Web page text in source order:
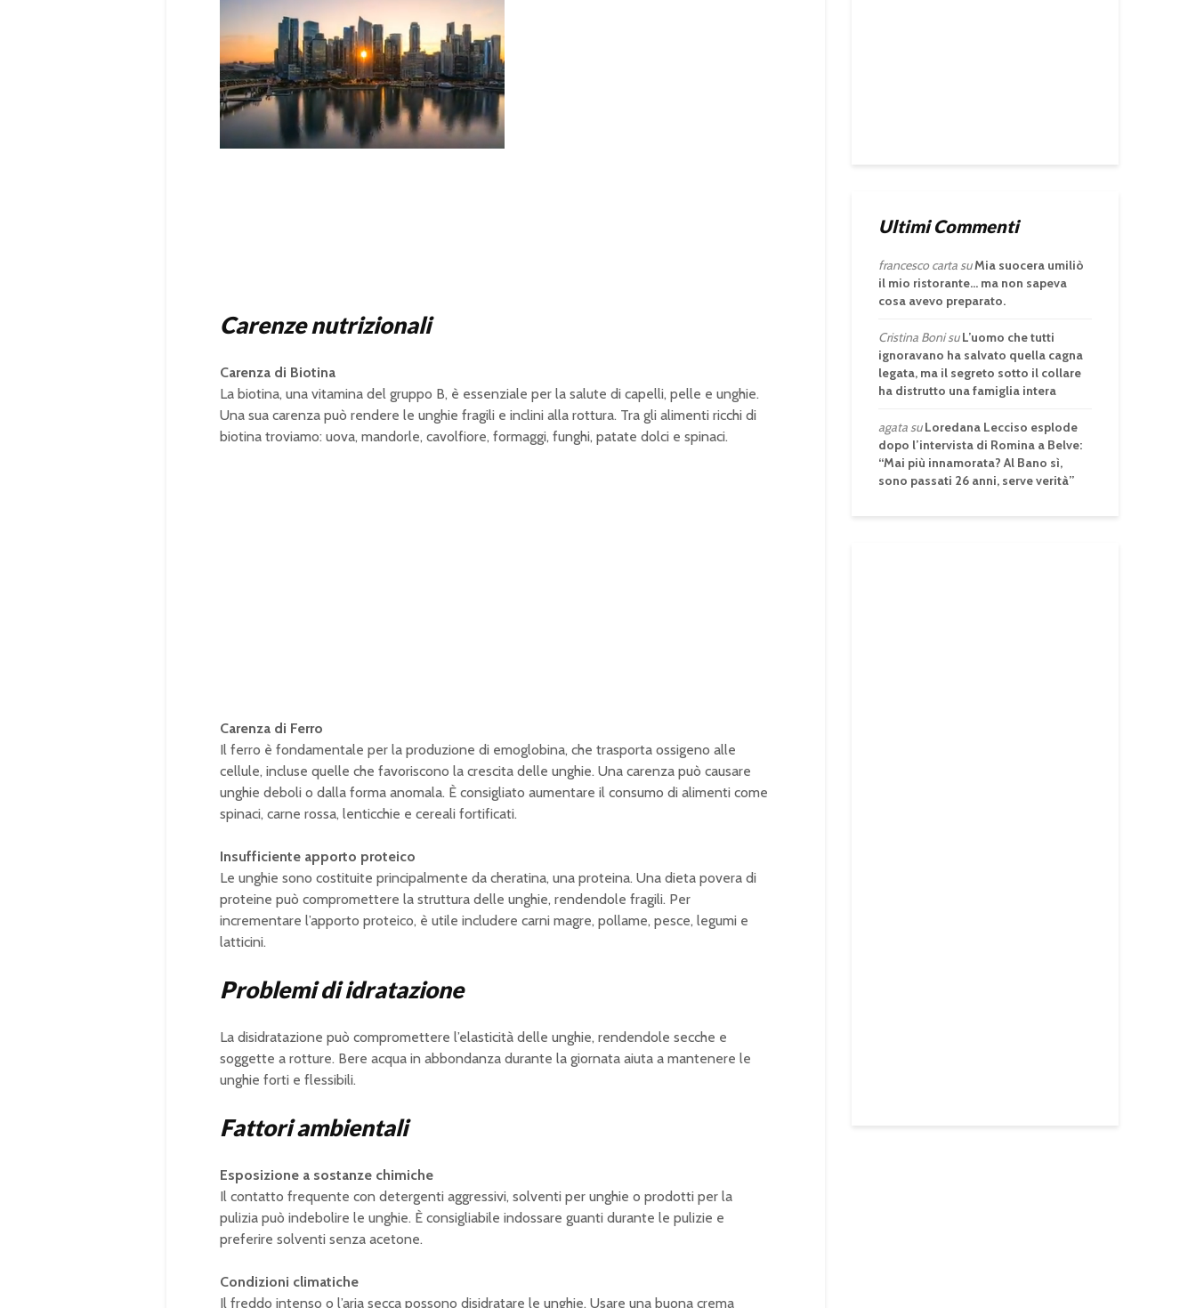
o
Carenze nutrizionali
Carenza di Biotina
La biotina, una vitamina del gruppo B, è essenziale per la salute di capelli, pelle e unghie.
Una sua carenza può rendere le unghie fragili e inclini alla rottura. Tra gli alimenti ricchi di
biotina troviamo: uova, mandorle, cavolfiore, formaggi, funghi, patate dolci e spinaci.
Carenza di Ferro
Il ferro è fondamentale per la produzione di emoglobina, che trasporta ossigeno alle
cellule, incluse quelle che favoriscono la crescita delle unghie. Una carenza può causare
unghie deboli o dalla forma anomala. È consigliato aumentare il consumo di alimenti come
spinaci, carne rossa, lenticchie e cereali fortificati.
Insufficiente apporto proteico
Le unghie sono costituite principalmente da cheratina, una proteina. Una dieta povera di
proteine può compromettere la struttura delle unghie, rendendole fragili. Per
incrementare l’apporto proteico, è utile includere carni magre, pollame, pesce, legumi e
latticini.
Problemi di idratazione
La disidratazione può compromettere l’elasticità delle unghie, rendendole secche e
soggette a rotture. Bere acqua in abbondanza durante la giornata aiuta a mantenere le
unghie forti e flessibili.
Fattori ambientali
Esposizione a sostanze chimiche
Il contatto frequente con detergenti aggressivi, solventi per unghie o prodotti per la
pulizia può indebolire le unghie. È consigliabile indossare guanti durante le pulizie e
preferire solventi senza acetone.
Condizioni climatiche
Il freddo intenso o l’aria secca possono disidratare le unghie. Usare una buona crema
Ultimi Commenti
francesco cartasuMia suocera umiliò
il mio ristorante… ma non sapeva
cosa avevo preparato.
Cristina BonisuL’uomo che tutti
ignoravano ha salvato quella cagna
legata, ma il segreto sotto il collare
ha distrutto una famiglia intera
agatasuLoredana Lecciso esplode
dopo l’intervista di Romina a Belve:
“Mai più innamorata? Al Bano sì,
sono passati 26 anni, serve verità”